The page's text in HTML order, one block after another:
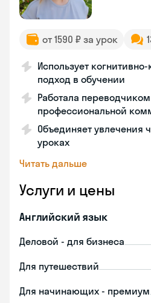
от 1590 ₽ за урок
Использует
подход в обучении
Работала
профессиональной
Объединяет увлечения
уроках
Читать дальше
Услуги и цены
Английский язык
Деловой - для бизнеса
Для путешествий
Для начинающих - премиум